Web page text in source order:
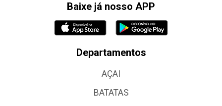
Baixe já nosso APP
Departamentos
AÇAI
BATATAS